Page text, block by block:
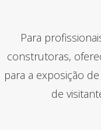
Para
construtoras,
para a exposição
de